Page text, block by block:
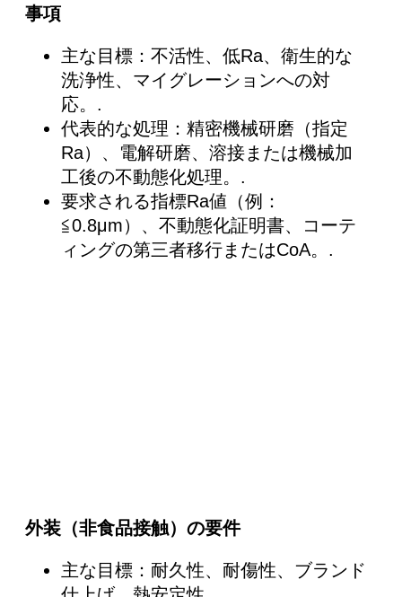
事項
主な目標：不活性、低Ra、衛生的な
洗浄性、マイグレーションへの対
応。.
代表的な処理：精密機械研磨（指定
Ra）、電解研磨、溶接または機械加
工後の不動態化処理。.
要求される指標Ra値（例：
≦0.8μm）、不動態化証明書、コーテ
ィングの第三者移行またはCoA。.
外装（非食品接触）の要件
主な目標：耐久性、耐傷性、ブランド